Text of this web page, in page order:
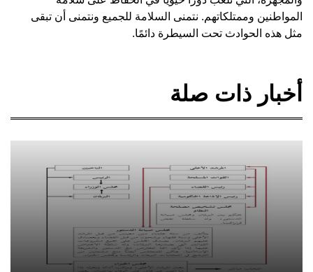
المواطنين وممتلكاتهم. نتمنى السلامة للجميع ونتمنى أن تبقى
مثل هذه الحوادث تحت السيطرة دائمًا.
أخبار ذات صلة